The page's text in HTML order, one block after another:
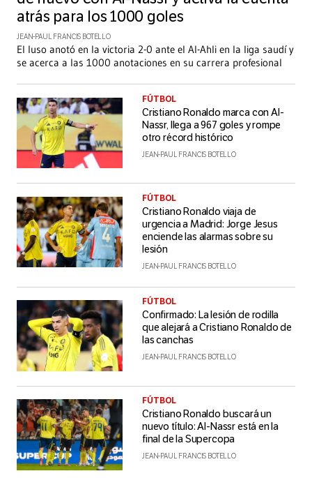
atrás para los 1000 goles
JEAN-PAUL FRANCIS BOTELLO
El luso anotó en la victoria 2-0 ante el Al-Ahli en la liga saudí y
se acerca a las 1000 anotaciones en su carrera profesional
FÚTBOL
Cristiano Ronaldo marca con Al-
Nassr, llega a 967 goles y rompe
otro récord histórico
JEAN-PAUL FRANCIS BOTELLO
FÚTBOL
Cristiano Ronaldo viaja de
urgencia a Madrid: Jorge Jesus
enciende las alarmas sobre su
lesión
JEAN-PAUL FRANCIS BOTELLO
FÚTBOL
Confirmado: La lesión de rodilla
que alejará a Cristiano Ronaldo de
las canchas
JEAN-PAUL FRANCIS BOTELLO
FÚTBOL
Cristiano Ronaldo buscará un
nuevo título: Al-Nassr está en la
final de la Supercopa
JEAN-PAUL FRANCIS BOTELLO